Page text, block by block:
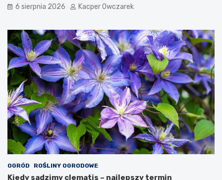
6 sierpnia 2026 Kacper Owczarek
OGRÓD ROŚLINY OGRODOWE
Kiedy sadzimy clematis – najlepszy termin